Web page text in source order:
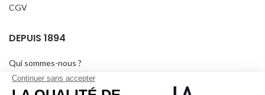
CGV
DEPUIS 1894
Qui sommes-nous ?
Savons personnalisés